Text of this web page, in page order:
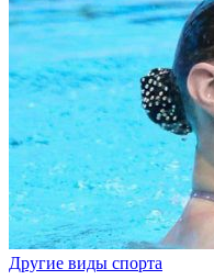
Другие виды спорта